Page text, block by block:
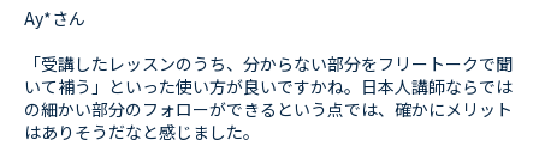
Ay*さん
「受講したレッスンのうち、分からない部分をフリートークで聞
いて補う」といった使い方が良いですかね。日本人講師ならでは
の細かい部分のフォローができるという点では、確かにメリット
はありそうだなと感じました。